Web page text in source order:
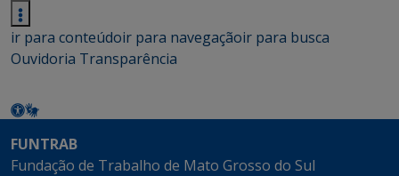
ir para conteúdoir para navegaçãoir para busca
Ouvidoria Transparência
FUNTRAB
Fundação de Trabalho de Mato Grosso do Sul